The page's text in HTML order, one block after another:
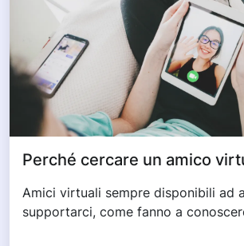
Perché cercare un amico
Amici virtuali sempre disponibili ad
supportarci, come fanno a